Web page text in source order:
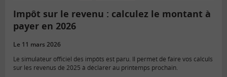
Impôt sur le revenu : calculez le montant à
payer en 2026
Le 11 mars 2026
Le simulateur officiel des impôts est paru. Il permet de faire vos calculs
sur les revenus de 2025 à déclarer au printemps prochain.